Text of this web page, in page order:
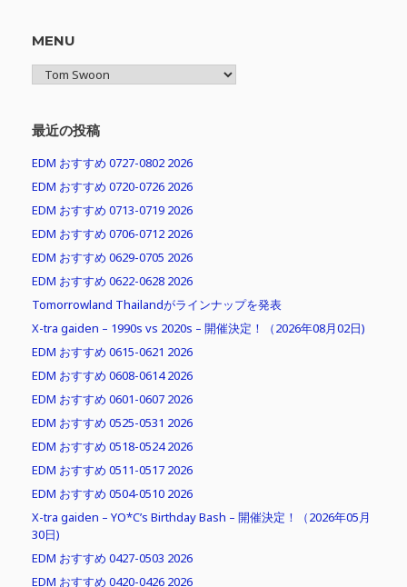
MENU
MENU
最近の投稿
EDM おすすめ 0727-0802 2026
EDM おすすめ 0720-0726 2026
EDM おすすめ 0713-0719 2026
EDM おすすめ 0706-0712 2026
EDM おすすめ 0629-0705 2026
EDM おすすめ 0622-0628 2026
Tomorrowland Thailandがラインナップを発表
X-tra gaiden – 1990s vs 2020s – 開催決定！（2026年08月02日)
EDM おすすめ 0615-0621 2026
EDM おすすめ 0608-0614 2026
EDM おすすめ 0601-0607 2026
EDM おすすめ 0525-0531 2026
EDM おすすめ 0518-0524 2026
EDM おすすめ 0511-0517 2026
EDM おすすめ 0504-0510 2026
X-tra gaiden – YO*C’s Birthday Bash – 開催決定！（2026年05月
30日)
EDM おすすめ 0427-0503 2026
EDM おすすめ 0420-0426 2026